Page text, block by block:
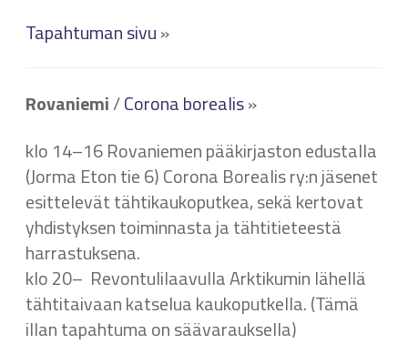
Tapahtuman sivu»
Rovaniemi/Corona borealis»
klo 14–16 Rovaniemen pääkirjaston edustalla
(Jorma Eton tie 6) Corona Borealis ry:n jäsenet
esittelevät tähtikaukoputkea, sekä kertovat
yhdistyksen toiminnasta ja tähtitieteestä
harrastuksena.
klo 20– Revontulilaavulla Arktikumin lähellä
tähtitaivaan katselua kaukoputkella. (Tämä
illan tapahtuma on säävarauksella)